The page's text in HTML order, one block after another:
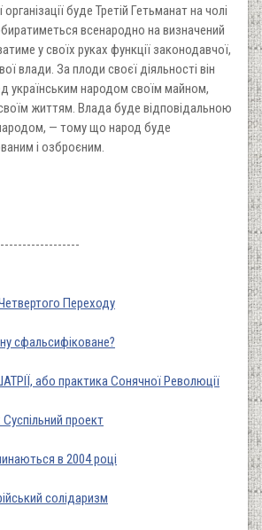
буде Третій Гетьманат на чолі
всенародно на визначений
у своїх руках функції законодавчої,
влади. За плоди своєї діяльності він
українським народом своїм майном,
життям. Влада буде відповідальною
— тому що народ буде
і озброєним.
Переходу
сфальсифіковане?
або практика Сонячної Революції
проект
в 2004 році
солідаризм